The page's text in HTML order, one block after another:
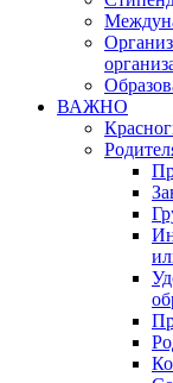
ВАЖНО